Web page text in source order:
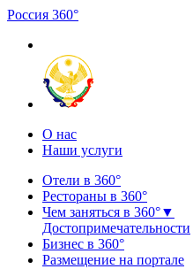
Россия 360°
О нас
Наши услуги
Отели в 360°
Рестораны в 360°
Чем заняться в 360°▼
Достопримечательности
Бизнес в 360°
Размещение на портале